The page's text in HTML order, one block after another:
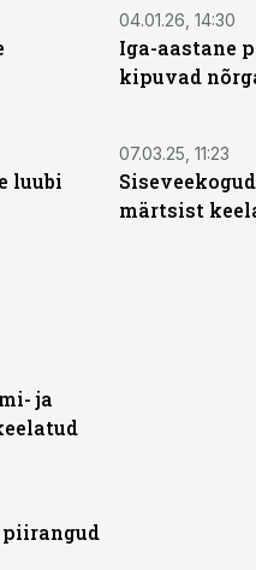
04.01.26, 14:30
Iga-aastane
kipuvad
luubi
07.03.25, 11:23
märtsist
ja
piirangud